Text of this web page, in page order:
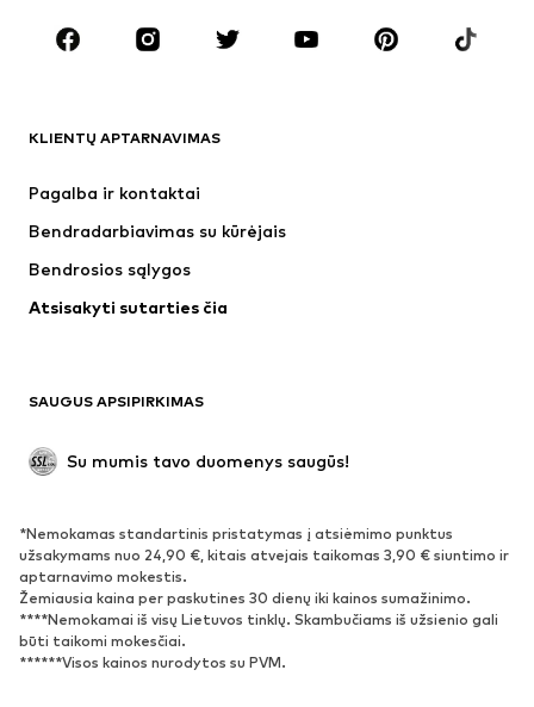
Aksesuarai
Premium
Naujienos
Marškinėliai ir palaidinės
Striukės
Megztiniai ir megzti drabužiai
Apatiniai
Paltai
Proginiai
Išskirtiniai
BATAI
Naujienos
Sportbačiai
Aulinukai
Batai su kulniukais
Auliniai batai
KLIENTŲ APTARNAVIMAS
Pagalba ir kontaktai
Bendradarbiavimas su kūrėjais
Bendrosios sąlygos
Atsisakyti sutarties čia
SAUGUS APSIPIRKIMAS
Su mumis tavo duomenys saugūs!
*Nemokamas standartinis pristatymas į atsiėmimo punktus
užsakymams nuo 24,90 €, kitais atvejais taikomas 3,90 € siuntimo ir
aptarnavimo mokestis.
Žemiausia kaina per paskutines 30 dienų iki kainos sumažinimo.
****Nemokamai iš visų Lietuvos tinklų. Skambučiams iš užsienio gali
būti taikomi mokesčiai.
******Visos kainos nurodytos su PVM.